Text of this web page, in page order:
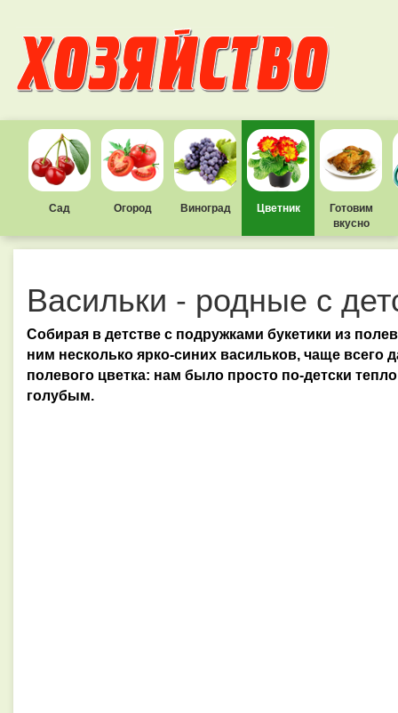
Сад Огород Виноград Цветник
Готовим
вкусно
Васильки - родные с
Собирая в детстве с подружками букетики из
ним несколько ярко-синих васильков, чаще всего
полевого цветка: нам было просто по-детски
голубым.